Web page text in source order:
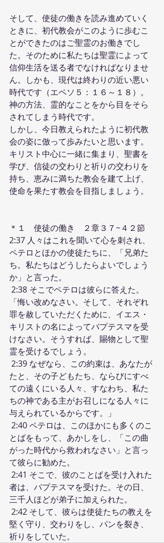
そして、使徒の働きを読み進めていく
ときに、初代教会がこのように歩むこ
とができたのはご聖霊のお働きでし
た。そのために私たちは聖霊によって
信仰生活を送る者でなければなりませ
ん。しかも、現代は終わりの近い悪い
時代です（エペソ５：１６～１８）。
神の方法、霊的なことをから目をそら
されてしまう時代です。
しかし、今日教えられたように初代教
会の姿に倣って歩みたいと思います。
キリスト中心に一緒に集まり、聖書を
学び、信徒の交わりと祈りの交わりを
持ち、恵みに満ちた教会を建て上げ、
使命を果たす教会を目指しましょう。
＊１　使徒の働き　２章３７~４２節
2:37 人々はこれを聞いて心を刺され、
ペテロとほかの使徒たちに、「兄弟た
ち。私たちはどうしたらよいでしょう
か」と言った。
「悔い改めなさい。そして、それぞれ
罪を赦していただくために、イエス・
キリストの名によってバプテスマを受
けなさい。そうすれば、賜物として聖
霊を受けるでしょう。
たと、その子どもたち、ならびにすべ
ての遠くにいる人々、すなわち、私た
ちの神である主がお召しになる人々に
与えられているからです。」
とばをもって、あかしをし、「この曲
がった時代から救われなさい」と言っ
て彼らに勧めた。
者は、バプテスマを受けた。その日、
三千人ほどが弟子に加えられた。
堅く守り、交わりをし、パンを裂き、
祈りをしていた。